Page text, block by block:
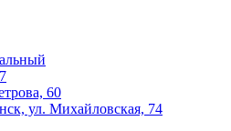
60
ул. Михайловская, 74